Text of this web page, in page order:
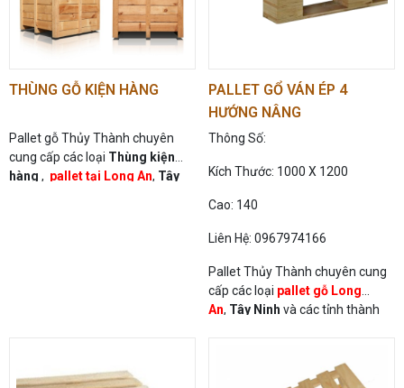
THÙNG GỖ KIỆN HÀNG
Pallet gỗ Thủy Thành chuyên
cung cấp các loại Thùng kiện
hàng , pallet tại Long An, Tây
PALLET GỔ VÁN ÉP 4
HƯỚNG NÂNG
Thông Số:
Kích Thước: 1000 X 1200
Cao: 140
Liên Hệ: 0967974166
Pallet Thủy Thành chuyên cung
cấp các loại pallet gỗ Long
An, Tây Ninh và các tỉnh thành